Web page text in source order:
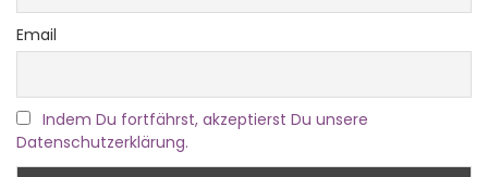
Email
Indem Du fortfährst, akzeptierst Du unsere
Datenschutzerklärung.